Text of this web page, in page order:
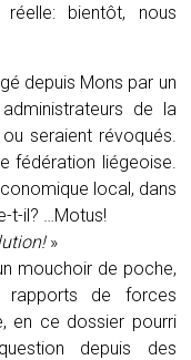
bientôt, nous
depuis Mons par un
de la
seraient révoqués.
fédération liégeoise.
local, dans
t-il? …Motus!
»
mouchoir de poche,
rapports de forces
en ce dossier pourri
depuis des